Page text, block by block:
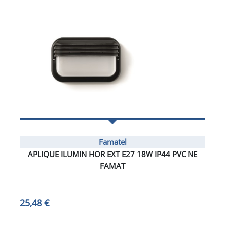
Famatel
APLIQUE ILUMIN HOR EXT E27 18W IP44 PVC NE
FAMAT
25,48 €